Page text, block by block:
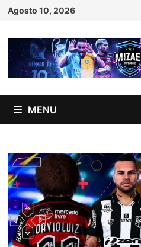
Skip
content
Agosto 10, 2026
MENU